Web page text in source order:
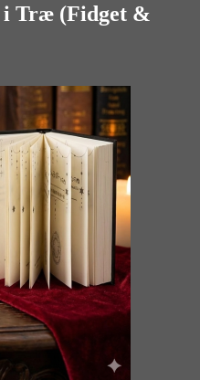
i Træ (Fidget &